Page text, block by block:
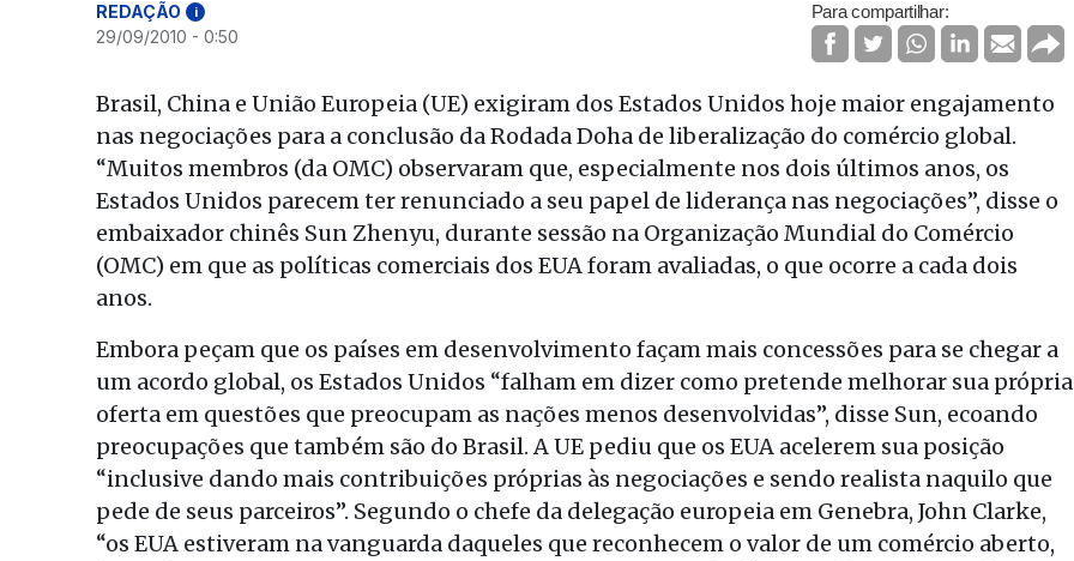
REDAÇÃO i
29/09/2010 - 0:50
Para compartilhar:
Brasil, China e União Europeia (UE) exigiram dos Estados Unidos hoje maior engajamento
nas negociações para a conclusão da Rodada Doha de liberalização do comércio global.
“Muitos membros (da OMC) observaram que, especialmente nos dois últimos anos, os
Estados Unidos parecem ter renunciado a seu papel de liderança nas negociações”, disse o
embaixador chinês Sun Zhenyu, durante sessão na Organização Mundial do Comércio
(OMC) em que as políticas comerciais dos EUA foram avaliadas, o que ocorre a cada dois
anos.
Embora peçam que os países em desenvolvimento façam mais concessões para se chegar a
um acordo global, os Estados Unidos “falham em dizer como pretende melhorar sua própria
oferta em questões que preocupam as nações menos desenvolvidas”, disse Sun, ecoando
preocupações que também são do Brasil. A UE pediu que os EUA acelerem sua posição
“inclusive dando mais contribuições próprias às negociações e sendo realista naquilo que
pede de seus parceiros”. Segundo o chefe da delegação europeia em Genebra, John Clarke,
“os EUA estiveram na vanguarda daqueles que reconhecem o valor de um comércio aberto,